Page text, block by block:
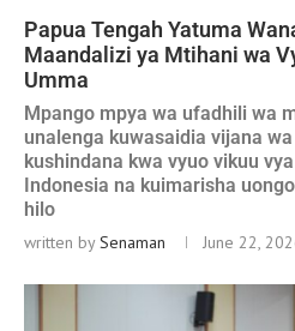
Papua Tengah Yatuma
Maandalizi ya Mtihani wa
Umma
Mpango mpya wa ufadhili wa
unalenga kuwasaidia vijana
kushindana kwa vyuo vikuu
Indonesia na kuimarisha
hilo
written bySenaman June 22,